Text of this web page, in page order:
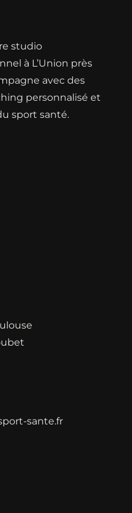
studio
à L’Union près
avec des
personnalisé et
sport santé.
sante.fr